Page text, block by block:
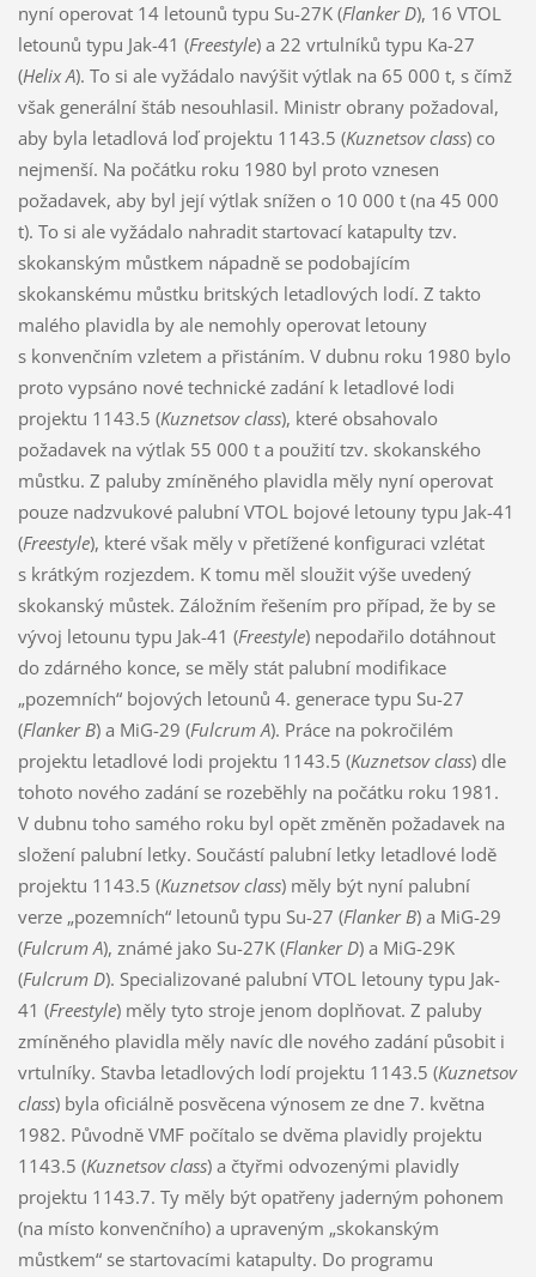
nyní operovat 14 letounů typu Su-27K (Flanker D), 16 VTOL
letounů typu Jak-41 (Freestyle) a 22 vrtulníků typu Ka-27
(Helix A). To si ale vyžádalo navýšit výtlak na 65 000 t, s čímž
však generální štáb nesouhlasil. Ministr obrany požadoval,
aby byla letadlová loď projektu 1143.5 (Kuznetsov class) co
nejmenší. Na počátku roku 1980 byl proto vznesen
požadavek, aby byl její výtlak snížen o 10 000 t (na 45 000
t). To si ale vyžádalo nahradit startovací katapulty tzv.
skokanským můstkem nápadně se podobajícím
skokanskému můstku britských letadlových lodí. Z takto
malého plavidla by ale nemohly operovat letouny
s konvenčním vzletem a přistáním. V dubnu roku 1980 bylo
proto vypsáno nové technické zadání k letadlové lodi
projektu 1143.5 (Kuznetsov class), které obsahovalo
požadavek na výtlak 55 000 t a použití tzv. skokanského
můstku. Z paluby zmíněného plavidla měly nyní operovat
pouze nadzvukové palubní VTOL bojové letouny typu Jak-41
(Freestyle), které však měly v přetížené konfiguraci vzlétat
s krátkým rozjezdem. K tomu měl sloužit výše uvedený
skokanský můstek. Záložním řešením pro případ, že by se
vývoj letounu typu Jak-41 (Freestyle) nepodařilo dotáhnout
do zdárného konce, se měly stát palubní modifikace
„pozemních“ bojových letounů 4. generace typu Su-27
(Flanker B) a MiG-29 (Fulcrum A). Práce na pokročilém
projektu letadlové lodi projektu 1143.5 (Kuznetsov class) dle
tohoto nového zadání se rozeběhly na počátku roku 1981.
V dubnu toho samého roku byl opět změněn požadavek na
složení palubní letky. Součástí palubní letky letadlové lodě
projektu 1143.5 (Kuznetsov class) měly být nyní palubní
verze „pozemních“ letounů typu Su-27 (Flanker B) a MiG-29
(Fulcrum A), známé jako Su-27K (Flanker D) a MiG-29K
(Fulcrum D). Specializované palubní VTOL letouny typu Jak-
41 (Freestyle) měly tyto stroje jenom doplňovat. Z paluby
zmíněného plavidla měly navíc dle nového zadání působit i
vrtulníky. Stavba letadlových lodí projektu 1143.5 (Kuznetsov
class) byla oficiálně posvěcena výnosem ze dne 7. května
1982. Původně VMF počítalo se dvěma plavidly projektu
1143.5 (Kuznetsov class) a čtyřmi odvozenými plavidly
projektu 1143.7. Ty měly být opatřeny jaderným pohonem
(na místo konvenčního) a upraveným „skokanským
můstkem“ se startovacími katapulty. Do programu